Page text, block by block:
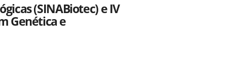
(SINABiotec) e IV
Genética e